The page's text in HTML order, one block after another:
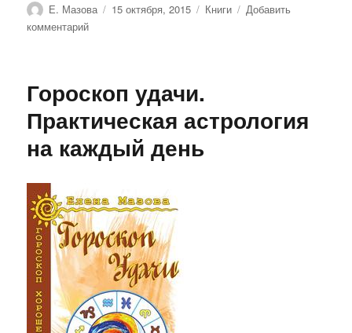
Автор
Е. Мазова Опубликовано
15 октября, 2015 Рубрики
Книги
Добавить
комментарийк
благополучия
Гороскоп удачи.
Практическая астрология
на каждый день